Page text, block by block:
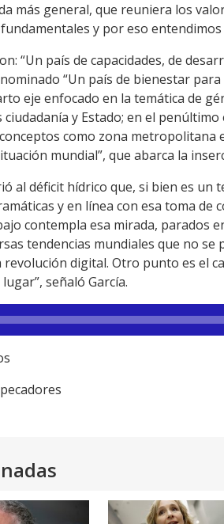
más general, que reuniera los
y por eso
“Un país de capacidades, de
“Un país de bienestar
eje enfocado en la temática de
ciudadanía y Estado; en el
como zona metropolitana
mundial”, que abarca la
al déficit hídrico que, si bien es
y en línea con esa toma de
contempla esa mirada, parados
tendencias mundiales que no
digital. Otro punto es el
señaló García.